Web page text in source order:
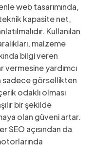
web tasarımında,
kapasite net,
Kullanılan
malzeme
bilgi veren
yardımcı
sadece görsellikten
odaklı olması
bir şekilde
olan güveni artar.
SEO açısından da